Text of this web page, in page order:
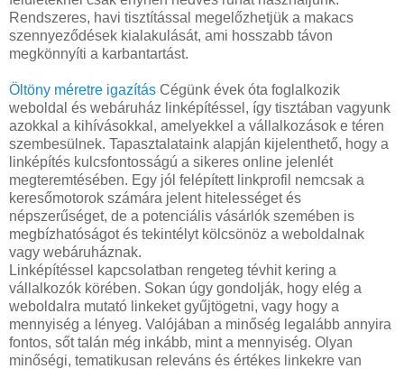
Rendszeres, havi tisztítással megelőzhetjük a makacs
szennyeződések kialakulását, ami hosszabb távon
megkönnyíti a karbantartást.
Öltöny méretre igazítás Cégünk évek óta foglalkozik
weboldal és webáruház linképítéssel, így tisztában vagyunk
azokkal a kihívásokkal, amelyekkel a vállalkozások e téren
szembesülnek. Tapasztalataink alapján kijelenthető, hogy a
linképítés kulcsfontosságú a sikeres online jelenlét
megteremtésében. Egy jól felépített linkprofil nemcsak a
keresőmotorok számára jelent hitelességet és
népszerűséget, de a potenciális vásárlók szemében is
megbízhatóságot és tekintélyt kölcsönöz a weboldalnak
vagy webáruháznak.
Linképítéssel kapcsolatban rengeteg tévhit kering a
vállalkozók körében. Sokan úgy gondolják, hogy elég a
weboldalra mutató linkeket gyűjtögetni, vagy hogy a
mennyiség a lényeg. Valójában a minőség legalább annyira
fontos, sőt talán még inkább, mint a mennyiség. Olyan
minőségi, tematikusan releváns és értékes linkekre van